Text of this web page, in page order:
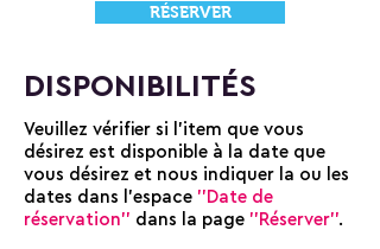
RÉSERVER
DISPONIBILITÉS
Veuillez vérifier si l'item que vous
désirez est disponible à la date que
vous désirez et nous indiquer la ou les
dates dans l'espace ''Date de
réservation'' dans la page ''Réserver''.